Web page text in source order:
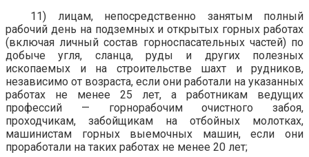
11) лицам, непосредственно занятым полный
рабочий день на подземных и открытых горных работах
(включая личный состав горноспасательных частей) по
добыче угля, сланца, руды и других полезных
ископаемых и на строительстве шахт и рудников,
независимо от возраста, если они работали на указанных
работах не менее 25 лет, а работникам ведущих
профессий — горнорабочим очистного забоя,
проходчикам, забойщикам на отбойных молотках,
машинистам горных выемочных машин, если они
проработали на таких работах не менее 20 лет;